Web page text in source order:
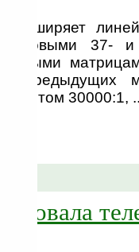
расширяет
новыми 37-
предыдущих
30000:1,